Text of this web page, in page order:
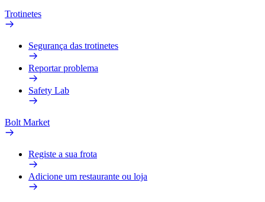
Trotinetes
Segurança das trotinetes
Reportar problema
Safety Lab
Bolt Market
Registe a sua frota
Adicione um restaurante ou loja